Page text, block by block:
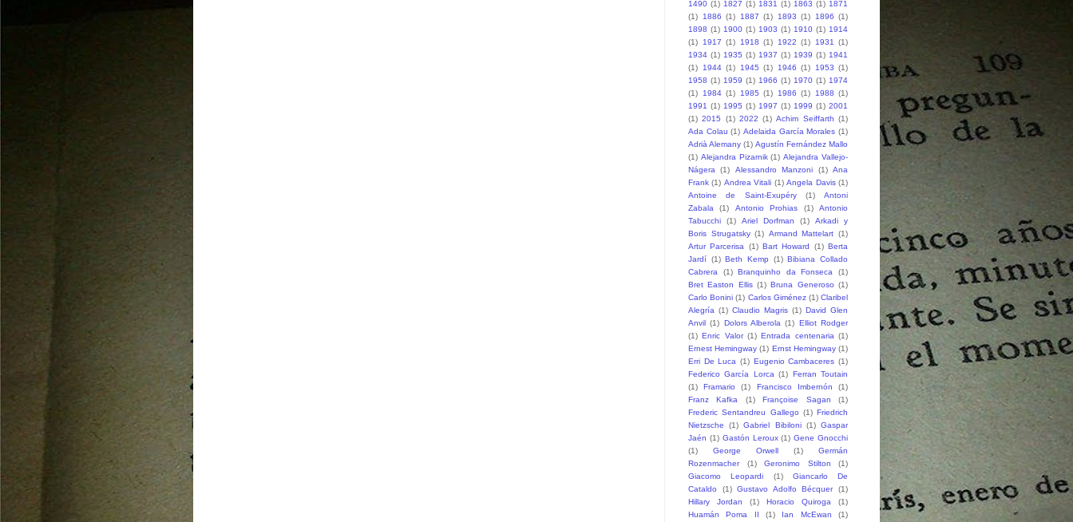
1490 (1) 1827 (1) 1831 (1) 1863 (1) 1871
(1)
1886 (1) 1887 (1) 1893 (1) 1896 (1)
1898 (1) 1900 (1) 1903 (1) 1910 (1) 1914
(1)
1917 (1) 1918 (1) 1922 (1) 1931
(1)
1934 (1) 1935 (1) 1937 (1) 1939 (1) 1941
(1)
1944 (1) 1945 (1) 1946 (1) 1953 (1)
1958 (1) 1959 (1) 1966 (1) 1970 (1) 1974
(1)
1984 (1) 1985 (1) 1986 (1) 1988 (1)
1991 (1) 1995 (1) 1997 (1) 1999 (1) 2001
(1) 2015 (1) 2022 (1) Achim Seiffarth (1)
Ada Colau (1) Adelaida García Morales (1)
Adrià Alemany (1) Agustín Fernández Mallo
(1) Alejandra Pizarnik (1) Alejandra Vallejo-
Nágera
(1) Alessandro Manzoni (1) Ana
Frank (1) Andrea Vitali (1) Angela Davis (1)
Antoine de Saint-Exupéry
(1)
Antoni
Zabala
(1) Antonio Prohias (1)
Antonio
Tabucchi
(1) Ariel Dorfman (1)
Arkadi y
Boris Strugatsky (1) Armand Mattelart (1)
Artur Parcerisa
(1) Bart Howard (1) Berta
Jardí (1) Beth Kemp (1) Bibiana Collado
Cabrera
(1) Branquinho da Fonseca
(1)
Bret Easton Ellis (1) Bruna Generoso (1)
Carlo Bonini (1) Carlos Giménez (1) Claribel
Alegría (1) Claudio Magris (1) David Glen
Anvil (1) Dolors Alberola (1) Elliot Rodger
(1) Enric Valor (1) Entrada centenaria (1)
Ernest Hemingway (1) Ernst Hemingway (1)
Erri De Luca (1) Eugenio Cambaceres (1)
Federico García Lorca (1) Ferran Toutain
(1)
Framario (1) Francisco Imbernón
(1)
Franz Kafka
(1) Françoise Sagan
(1)
Frederic Sentandreu Gallego (1) Friedrich
Nietzsche
(1) Gabriel Bibiloni (1) Gaspar
Jaén (1) Gastón Leroux (1) Gene Gnocchi
(1)
George Orwell (1)
Germán
Rozenmacher
(1) Geronimo Stilton
(1)
Giacomo Leopardi
(1)
Giancarlo De
Cataldo
(1) Gustavo Adolfo Bécquer
(1)
Hillary Jordan
(1) Horacio Quiroga
(1)
Huamán Poma II
(1) Ian McEwan
(1)